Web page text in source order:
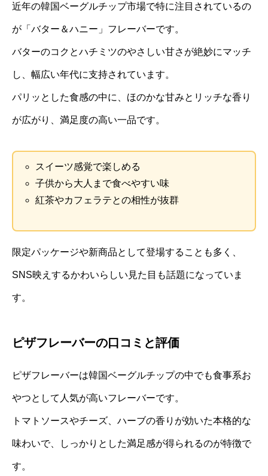
近年の韓国ベーグルチップ市場で特に注目されているの
が「バター＆ハニー」フレーバーです。
バターのコクとハチミツのやさしい甘さが絶妙にマッチ
し、幅広い年代に支持されています。
パリッとした食感の中に、ほのかな甘みとリッチな香り
が広がり、満足度の高い一品です。
スイーツ感覚で楽しめる
子供から大人まで食べやすい味
紅茶やカフェラテとの相性が抜群
限定パッケージや新商品として登場することも多く、
SNS映えするかわいらしい見た目も話題になっていま
す。
ピザフレーバーの口コミと評価
ピザフレーバーは韓国ベーグルチップの中でも食事系お
やつとして人気が高いフレーバーです。
トマトソースやチーズ、ハーブの香りが効いた本格的な
味わいで、しっかりとした満足感が得られるのが特徴で
す。